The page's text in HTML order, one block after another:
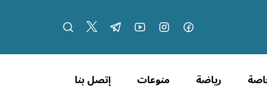
رياضة منوعات إتصل بنا